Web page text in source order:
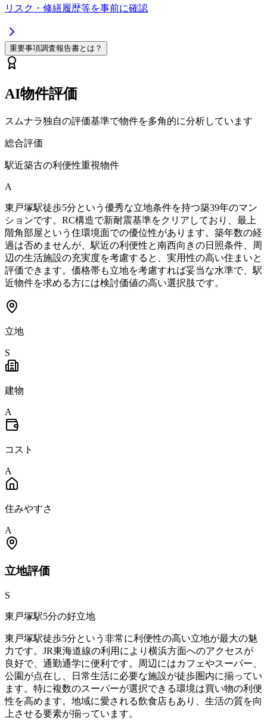
リスク・修繕履歴等を事前に確認
重要事項調査報告書とは？
AI物件評価
スムナラ独自の評価基準で物件を多角的に分析しています
総合評価
駅近築古の利便性重視物件
A
東戸塚駅徒歩5分という優秀な立地条件を持つ築39年のマン
ションです。RC構造で新耐震基準をクリアしており、最上
階角部屋という住環境面での優位性があります。築年数の経
過は否めませんが、駅近の利便性と南西向きの日照条件、周
辺の生活施設の充実度を考慮すると、実用性の高い住まいと
評価できます。価格帯も立地を考慮すれば妥当な水準で、駅
近物件を求める方には検討価値の高い選択肢です。
立地
S
建物
A
コスト
A
住みやすさ
A
立地評価
S
東戸塚駅5分の好立地
東戸塚駅徒歩5分という非常に利便性の高い立地が最大の魅
力です。JR東海道線の利用により横浜方面へのアクセスが
良好で、通勤通学に便利です。周辺にはカフェやスーパー、
公園が点在し、日常生活に必要な施設が徒歩圏内に揃ってい
ます。特に複数のスーパーが選択できる環境は買い物の利便
性を高めます。地域に愛される飲食店もあり、生活の質を向
上させる要素が揃っています。